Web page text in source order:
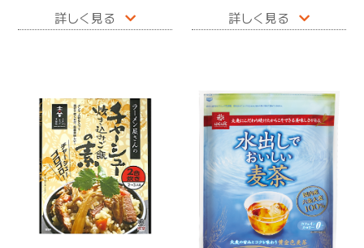
詳しく見る 詳しく見る